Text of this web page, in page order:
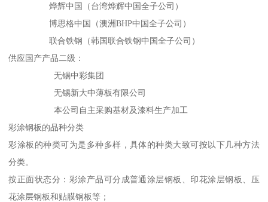
烨辉中国（台湾烨辉中国全子公司）
博思格中国（澳洲BHP中国全子公司）
联合铁钢（韩国联合铁钢中国全子公司）
供应国产产品二级：
无锡中彩集团
无锡新大中薄板有限公司
本公司自主采购基材及漆料生产加工
彩涂钢板的品种分类
彩涂板的种类可为是多种多样，具体的种类大致可按以下几种方法
分类。
按正面状态分：彩涂产品可分成普通涂层钢板、印花涂层钢板、压
花涂层钢板和贴膜钢板等；